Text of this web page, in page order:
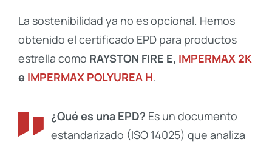
La sostenibilidad ya no es opcional. Hemos
obtenido el certificado EPD para productos
estrella como RAYSTON FIRE E, IMPERMAX 2K
e IMPERMAX POLYUREA H.
¿Qué es una EPD? Es un documento
estandarizado (ISO 14025) que analiza